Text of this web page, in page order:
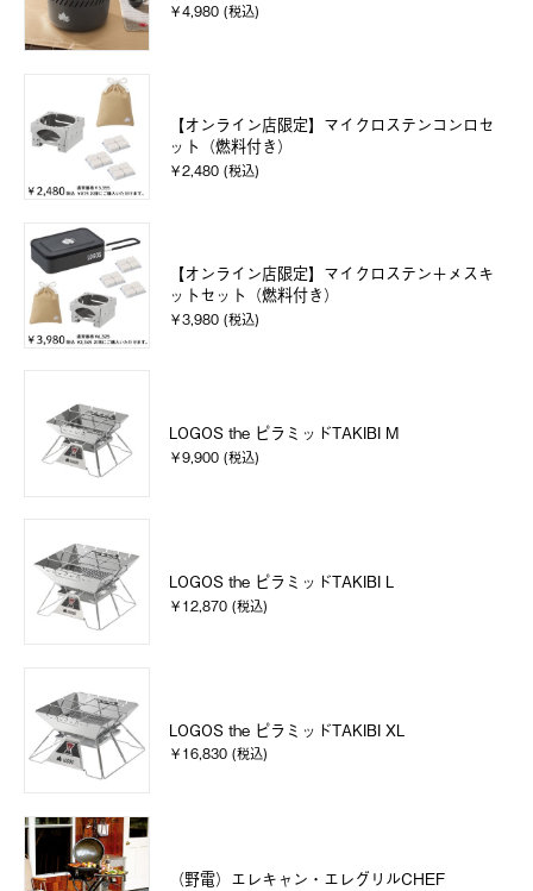
￥4,980 (税込)
【オンライン店限定】マイクロステンコンロセ
ット（燃料付き）
￥2,480 (税込)
【オンライン店限定】マイクロステン＋メスキ
ットセット（燃料付き）
￥3,980 (税込)
LOGOS the ピラミッドTAKIBI M
￥9,900 (税込)
LOGOS the ピラミッドTAKIBI L
￥12,870 (税込)
LOGOS the ピラミッドTAKIBI XL
￥16,830 (税込)
（野電）エレキャン・エレグリルCHEF